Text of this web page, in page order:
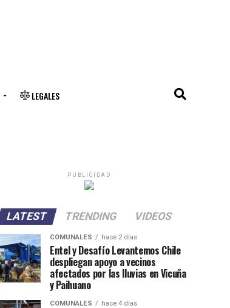
LEGALES
PUBLICIDAD
LATEST TRENDING VIDEOS
COMUNALES hace 2 días
Entel y Desafío Levantemos Chile
despliegan apoyo a vecinos
afectados por las lluvias en Vicuña
y Paihuano
COMUNALES hace 4 días